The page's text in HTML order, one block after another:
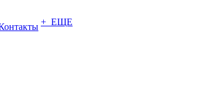
+ ЕЩЕ